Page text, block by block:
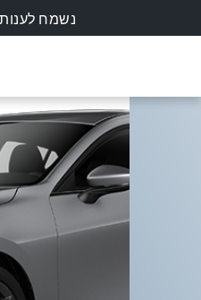
נשמח לענות